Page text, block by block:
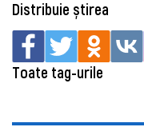
Distribuie știrea
Toate tag-urile